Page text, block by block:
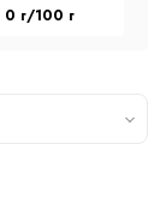
0 г/100 г